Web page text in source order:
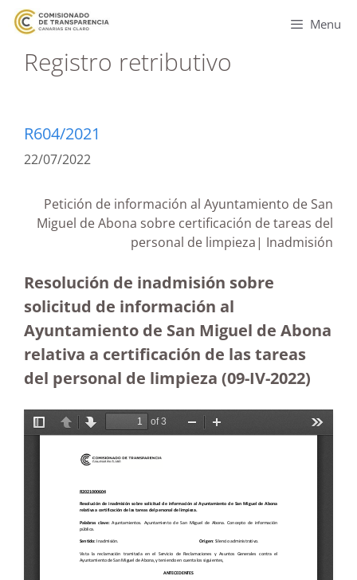
Menu
Registro retributivo
R604/2021
22/07/2022
Petición de información al Ayuntamiento de San
Miguel de Abona sobre certificación de tareas del
personal de limpieza| Inadmisión
Resolución de inadmisión sobre
solicitud de información al
Ayuntamiento de San Miguel de Abona
relativa a certificación de las tareas
del personal de limpieza (09-IV-2022)